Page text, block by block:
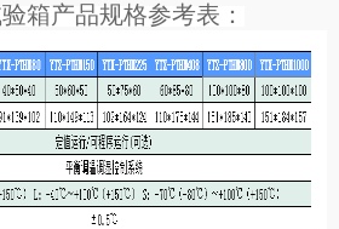
箱产品规格参考表：